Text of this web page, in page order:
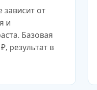
зависит от
и
Базовая
результат в